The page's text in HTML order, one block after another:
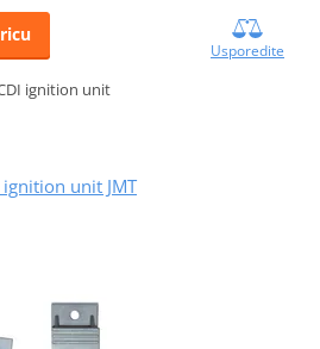
Usporedite
ignition unit
ignition unit JMT